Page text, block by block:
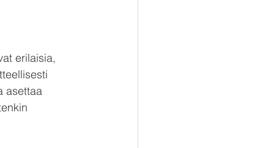
erilaisia,
asettaa